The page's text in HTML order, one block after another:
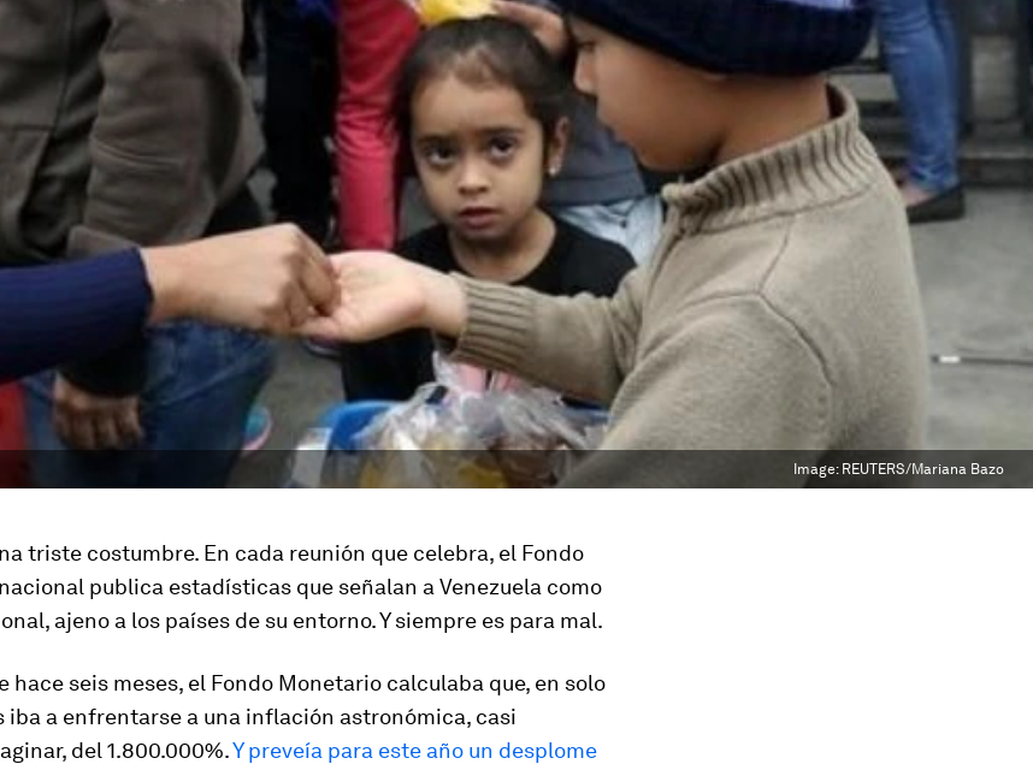
Image: REUTERS/Mariana Bazo
triste costumbre. En cada reunión que celebra, el Fondo
publica estadísticas que señalan a Venezuela como
ajeno a los países de su entorno. Y siempre es para mal.
hace seis meses, el Fondo Monetario calculaba que, en solo
iba a enfrentarse a una inflación astronómica, casi
del 1.800.000%.Y preveía para este año un desplome